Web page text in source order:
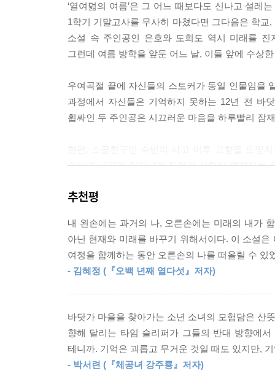
‘열여덟의 여름’은 그 어느 때보다도 신나고 설레
1학기 기말고사를 무사히 마쳤다면 그다음은 학
소설 속 주인공인 은호와 도희도 역시 미래를
그런데 여름 방학을 앞둔 어느 날, 이들 앞에 수상
우여곡절 끝에 자신들의 스토커가 동일 인물임을
과정에서 자신들은 기억하지 못하는 12년 전 바
휩싸인 두 주인공은 시끄러운 마음을 하루빨리 잠
수빈의 사고가 일어나기 직전의 상황이 펼쳐지는
그곳을 향해 가는 두 갈래의 여정
외동딸로 자란 주인공 앞에 느닷없이 나타난 친
뛰어넘는 기발한 설정과 흥미진진한 사건 전개
내놓았다. 시나리오를 전공한 작가의 작품답게
인물 나은과 그녀의 단짝 수빈 사이의 애틋한 사
작품 속에는 두 종류의 ‘여행’이 나온다. 하나는
은호와 도희의 이야기는 3인칭 시점으로, 나은의
추천평
내 왼손에는 과거의 나, 오른손에는 미래의 내가
아닌 현재와 미래를 바꾸기 위해서이다. 이 소설
여정을 함께하는 동안 오른손의 나를 떠올릴 수
- 김혜정 (『오백 년째 열다섯』저자)
바닷가 마을을 찾아가는 소년 소녀의 모험담은 산
향해 달리는 타임 슬리퍼가 그들의 반대 방향에
테니까. 기억은 괴롭고 무거운 것일 때도 있지만,
- 박서련 (『체공녀 강주룡』저자)